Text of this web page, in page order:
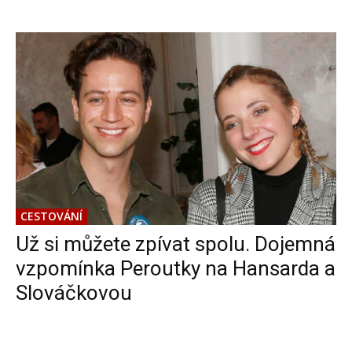
CESTOVÁNÍ
Už si můžete zpívat spolu. Dojemná
vzpomínka Peroutky na Hansarda a
Slováčkovou